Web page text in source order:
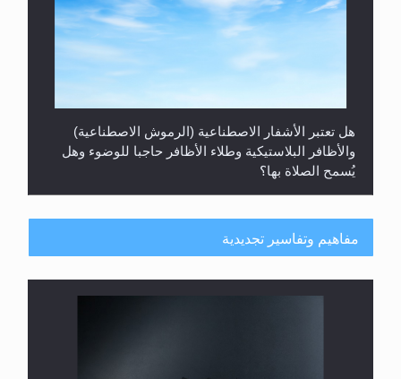
والأظافر البلاستيكية وطلاء الأظافر حاجبا للوضوء وهل
يُسمح الصلاة بها؟
مفاهيم وتفاسير تجديدية